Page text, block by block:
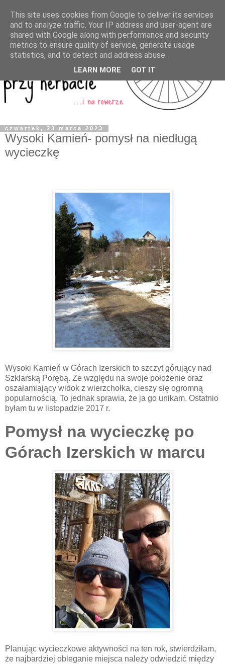
czwartek, 23 marca 2023
Wysoki Kamień- pomysł na niedługą
wycieczkę
Wysoki Kamień w Górach Izerskich to szczyt górujący nad
Szklarską Porębą. Ze względu na swoje położenie oraz
oszałamiający widok z wierzchołka, cieszy się ogromną
popularnością. To jednak sprawia, że ja go unikam. Ostatnio
byłam tu w listopadzie 2017 r.
Pomysł na wycieczkę po
Górach Izerskich w marcu
Planując wycieczkowe aktywności na ten rok, stwierdziłam,
że najbardziej obleganie miejsca należy odwiedzić między
This site uses cookies from Google to deliver its services
and to analyze traffic. Your IP address and user-agent are
shared with Google along with performance and security
metrics to ensure quality of service, generate usage
statistics, and to detect and address abuse.
LEARN MORE GOT IT